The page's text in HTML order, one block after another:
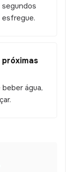
esfregue.
água,